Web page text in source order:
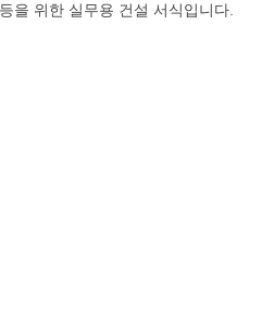
을 위한 실무용 건설 서식입니다.